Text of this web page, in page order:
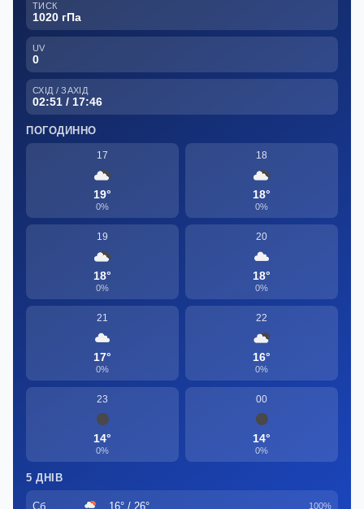
ТИСК
1020 гПа
UV
0
СХІД / ЗАХІД
02:51 / 17:46
ПОГОДИННО
17
19°
0%
18
18°
0%
19
18°
0%
20
18°
0%
21
17°
0%
22
16°
0%
23
14°
0%
00
14°
0%
5 ДНІВ
Сб 16° / 26° 100%